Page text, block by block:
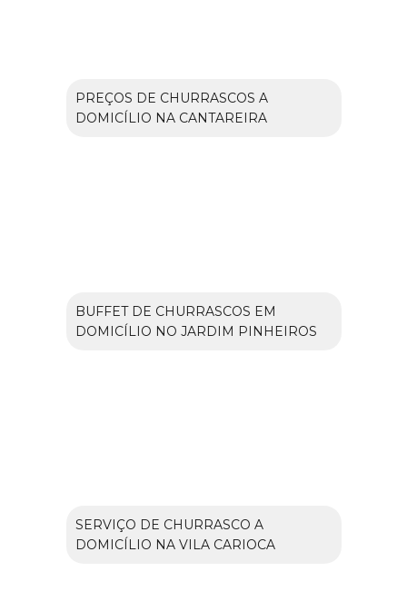
PREÇOS DE CHURRASCOS A
DOMICÍLIO NA CANTAREIRA
BUFFET DE CHURRASCOS EM
DOMICÍLIO NO JARDIM PINHEIROS
SERVIÇO DE CHURRASCO A
DOMICÍLIO NA VILA CARIOCA